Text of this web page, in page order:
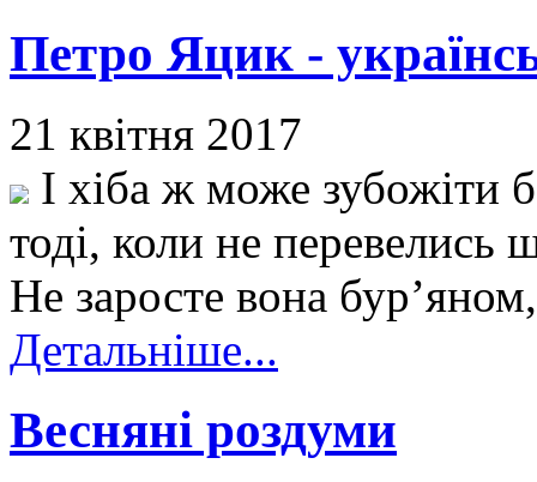
Петро Яцик -
21 квітня 2017
І хіба ж може зубожіти
тоді, коли не перевелись
Не заросте вона
Детальніше...
Весняні роздуми